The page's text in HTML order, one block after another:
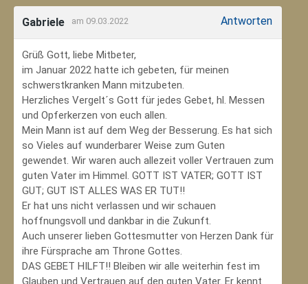
Gabriele am 09.03.2022 Antworten
Grüß Gott, liebe Mitbeter,
im Januar 2022 hatte ich gebeten, für meinen
schwerstkranken Mann mitzubeten.
Herzliches Vergelt´s Gott für jedes Gebet, hl. Messen
und Opferkerzen von euch allen.
Mein Mann ist auf dem Weg der Besserung. Es hat sich
so Vieles auf wunderbarer Weise zum Guten
gewendet. Wir waren auch allezeit voller Vertrauen zum
guten Vater im Himmel. GOTT IST VATER; GOTT IST
GUT; GUT IST ALLES WAS ER TUT!!
Er hat uns nicht verlassen und wir schauen
hoffnungsvoll und dankbar in die Zukunft.
Auch unserer lieben Gottesmutter von Herzen Dank für
ihre Fürsprache am Throne Gottes.
DAS GEBET HILFT!! Bleiben wir alle weiterhin fest im
Glauben und Vertrauen auf den guten Vater. Er kennt